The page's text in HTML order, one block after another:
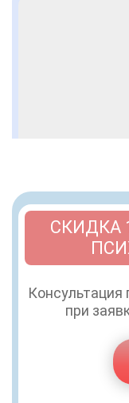
СКИДКА
Консультация
при